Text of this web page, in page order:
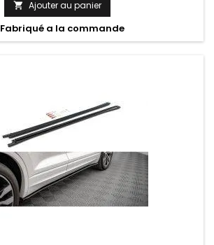
 Ajouter au panier
Fabriqué a la commande